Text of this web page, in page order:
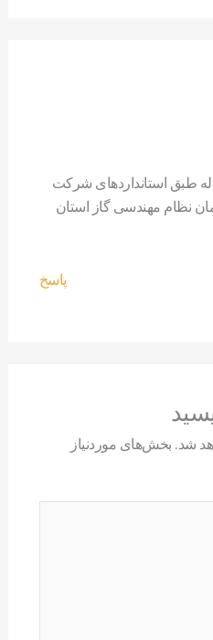
گاز با تجربه 25 ساله طبق استانداردهای شرکت
نظام مهندسی گاز استان
پاسخ
شد. بخش‌های موردنیاز